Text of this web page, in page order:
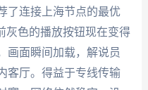
了连接上海节点的最优
灰色的播放按钮现在变得
画面瞬间加载，解说员
客厅。得益于专线传输